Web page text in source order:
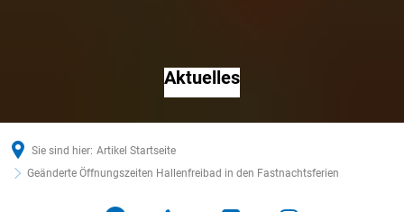
Aktuelles
Sie sind hier: Artikel Startseite
Geänderte Öffnungszeiten Hallenfreibad in den Fastnachtsferien